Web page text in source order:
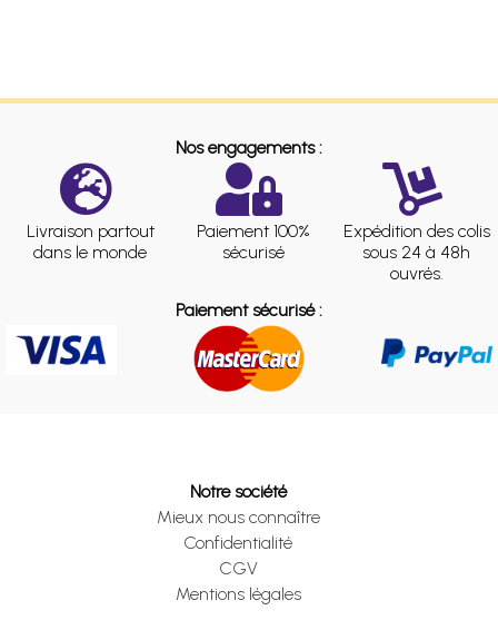
Nos engagements :
Livraison partout
dans le monde
Paiement 100%
sécurisé
Expédition des colis
sous 24 à 48h
ouvrés.
Paiement sécurisé :
Notre société
Mieux nous connaître
Confidentialité
CGV
Mentions légales